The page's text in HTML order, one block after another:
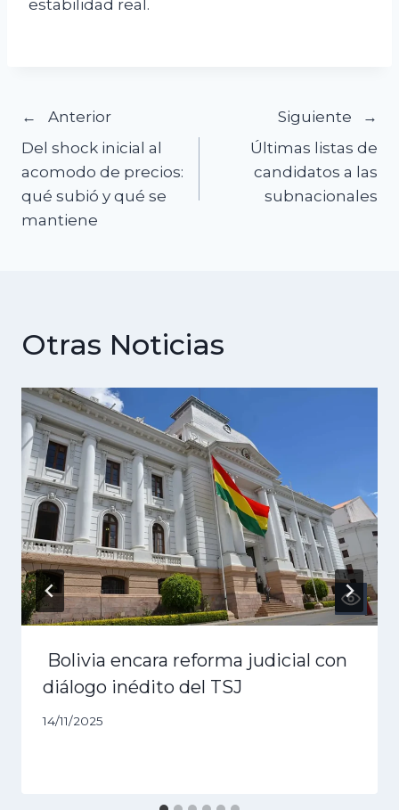
estabilidad real.
Navegación
de
entradas
Anterior
Del shock inicial al
acomodo de precios:
qué subió y qué se
mantiene
Siguiente
Últimas listas de
candidatos a las
subnacionales
Otras Noticias
Bolivia encara reforma judicial con
diálogo inédito del TSJ
14/11/2025